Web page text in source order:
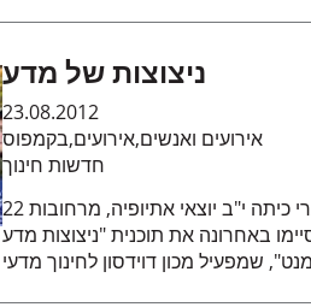
ניצוצות של מדע
23.08.2012
אירועים ואנשים,אירועים,בקמפוס
חדשות חינוך
22 נערים ונערות, בוגרי כיתה י"ב יוצאי אתיופיה, מרחובות
באחרונה את תוכנית "ניצוצות מדע
שמפעיל מכון דוידסון לחינוך מדעי